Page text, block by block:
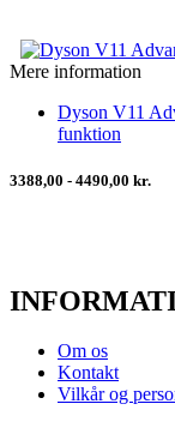
Mere information
Dyson V11
funktion
3388,00 - 4490,00 kr.
Om os
Kontakt
Vilkår og